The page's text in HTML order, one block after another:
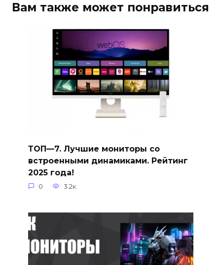
Вам также может понравиться
ТОП—7. Лучшие мониторы со
встроенными динамиками. Рейтинг
2025 года!
0 3.2к.